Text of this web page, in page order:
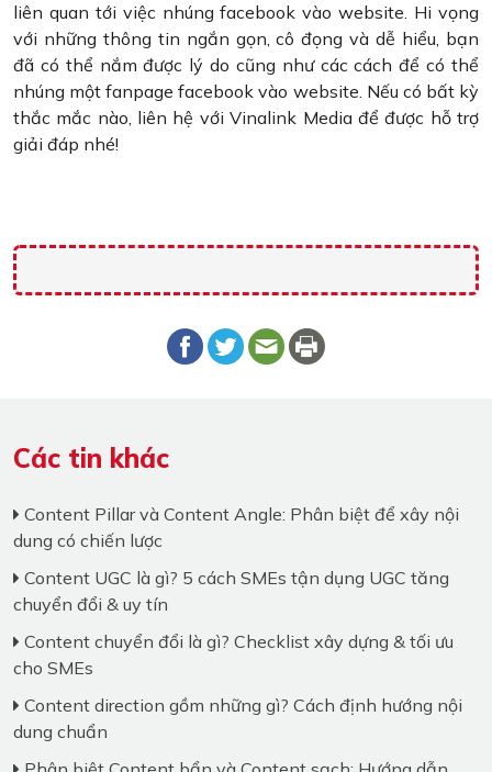
liên quan tới việc nhúng facebook vào website. Hi vọng
với những thông tin ngắn gọn, cô đọng và dễ hiểu, bạn
đã có thể nắm được lý do cũng như các cách để có thể
nhúng một fanpage facebook vào website. Nếu có bất kỳ
thắc mắc nào, liên hệ với Vinalink Media để được hỗ trợ
giải đáp nhé!
Các tin khác
Content Pillar và Content Angle: Phân biệt để xây nội
dung có chiến lược
Content UGC là gì? 5 cách SMEs tận dụng UGC tăng
chuyển đổi & uy tín
Content chuyển đổi là gì? Checklist xây dựng & tối ưu
cho SMEs
Content direction gồm những gì? Cách định hướng nội
dung chuẩn